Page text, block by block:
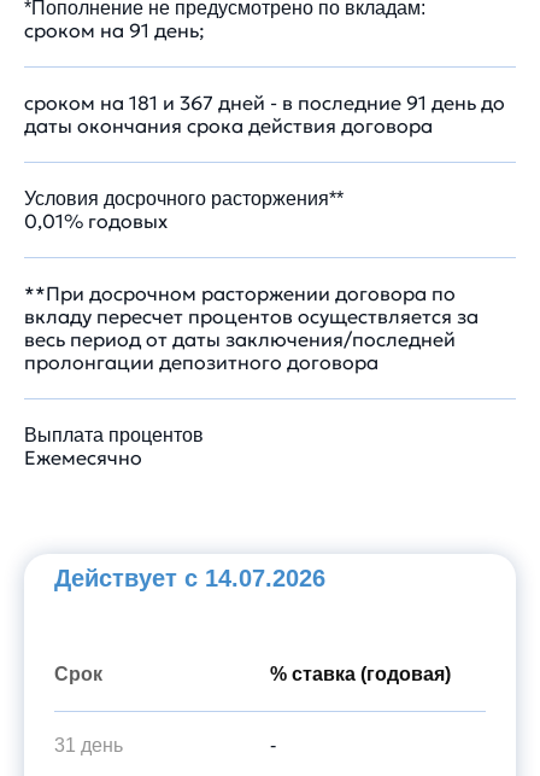
*Пополнение не предусмотрено по вкладам:
сроком на 91 день;
сроком на 181 и 367 дней - в последние 91 день до
даты окончания срока действия договора
Условия досрочного расторжения**
0,01% годовых
**При досрочном расторжении договора по
вкладу пересчет процентов осуществляется за
весь период от даты заключения/последней
пролонгации депозитного договора
Выплата процентов
Ежемесячно
Действует с 14.07.2026
Срок % ставка (годовая)
31 день -